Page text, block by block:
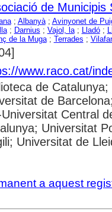
de Municipis
; Albanyà; Avinyonet de
; Darnius ; Vajol, la; Lladó;
de la Muga; Terrades ;
www.raco.cat/
de
de
Central
Universitat
Universitat de
a aquest